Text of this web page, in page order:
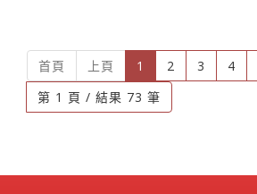
首頁 上頁 1 (current)
2 3 4
第 1 頁 / 結果 73 筆